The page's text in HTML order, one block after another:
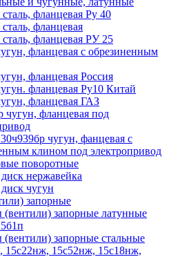
фланцевая Ру 40
фланцевая
фланцевая РУ 25
фланцевая с обрезиненным
фланцевая Россия
фланцевая Ру10 Китай
фланцевая ГАЗ
чугун, фланцевая под
чугун, фанцевая с
клином под электропривод
поворотные
нержавейка
чугун
запорные
запорные латунные
запорные стальные
15с22нж, 15с52нж, 15с18нж,